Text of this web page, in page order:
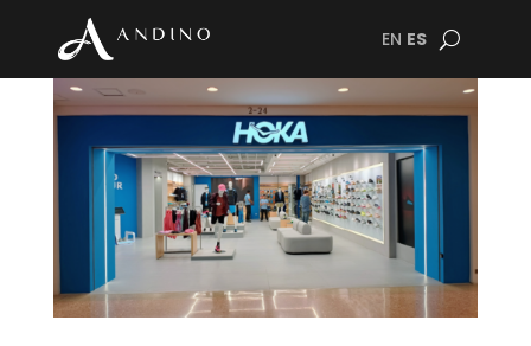
EN ES